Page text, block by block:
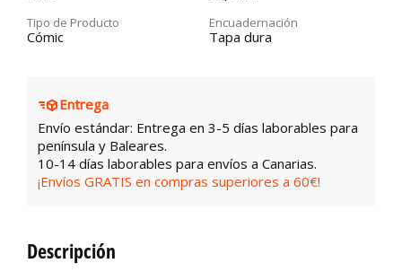
Tipo de Producto
Cómic
Encuadernación
Tapa dura
Entrega
Envío estándar: Entrega en 3-5 días laborables para
península y Baleares.
10-14 días laborables para envíos a Canarias.
¡Envíos GRATIS en compras superiores a 60€!
Descripción